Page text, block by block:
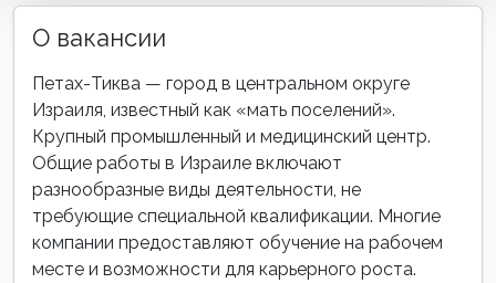
О вакансии
Петах-Тиква — город в центральном округе
Израиля, известный как «мать поселений».
Крупный промышленный и медицинский центр.
Общие работы в Израиле включают
разнообразные виды деятельности, не
требующие специальной квалификации. Многие
компании предоставляют обучение на рабочем
месте и возможности для карьерного роста.